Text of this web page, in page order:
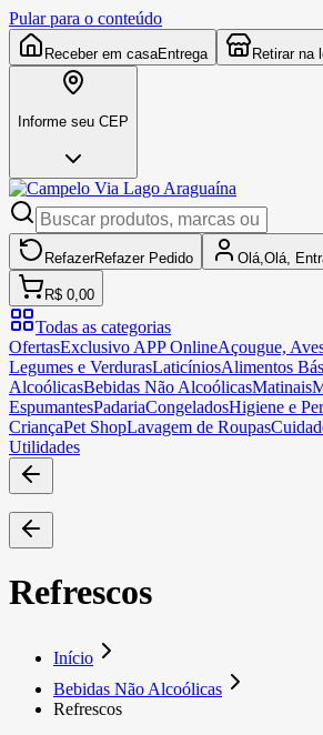
Pular para o conteúdo
Receber em casaEntrega Retirar na
Informe seu CEP
RefazerRefazer Pedido Olá, Olá,
R$ 0,00
Todas as categorias
OfertasExclusivo APP OnlineAçougue,
Legumes e VerdurasLaticíniosAlimentos
AlcoólicasBebidas Não AlcoólicasMatinais
EspumantesPadariaCongeladosHigiene e
CriançaPet ShopLavagem de Roupas
Utilidades
Refrescos
Início
Bebidas Não Alcoólicas
Refrescos